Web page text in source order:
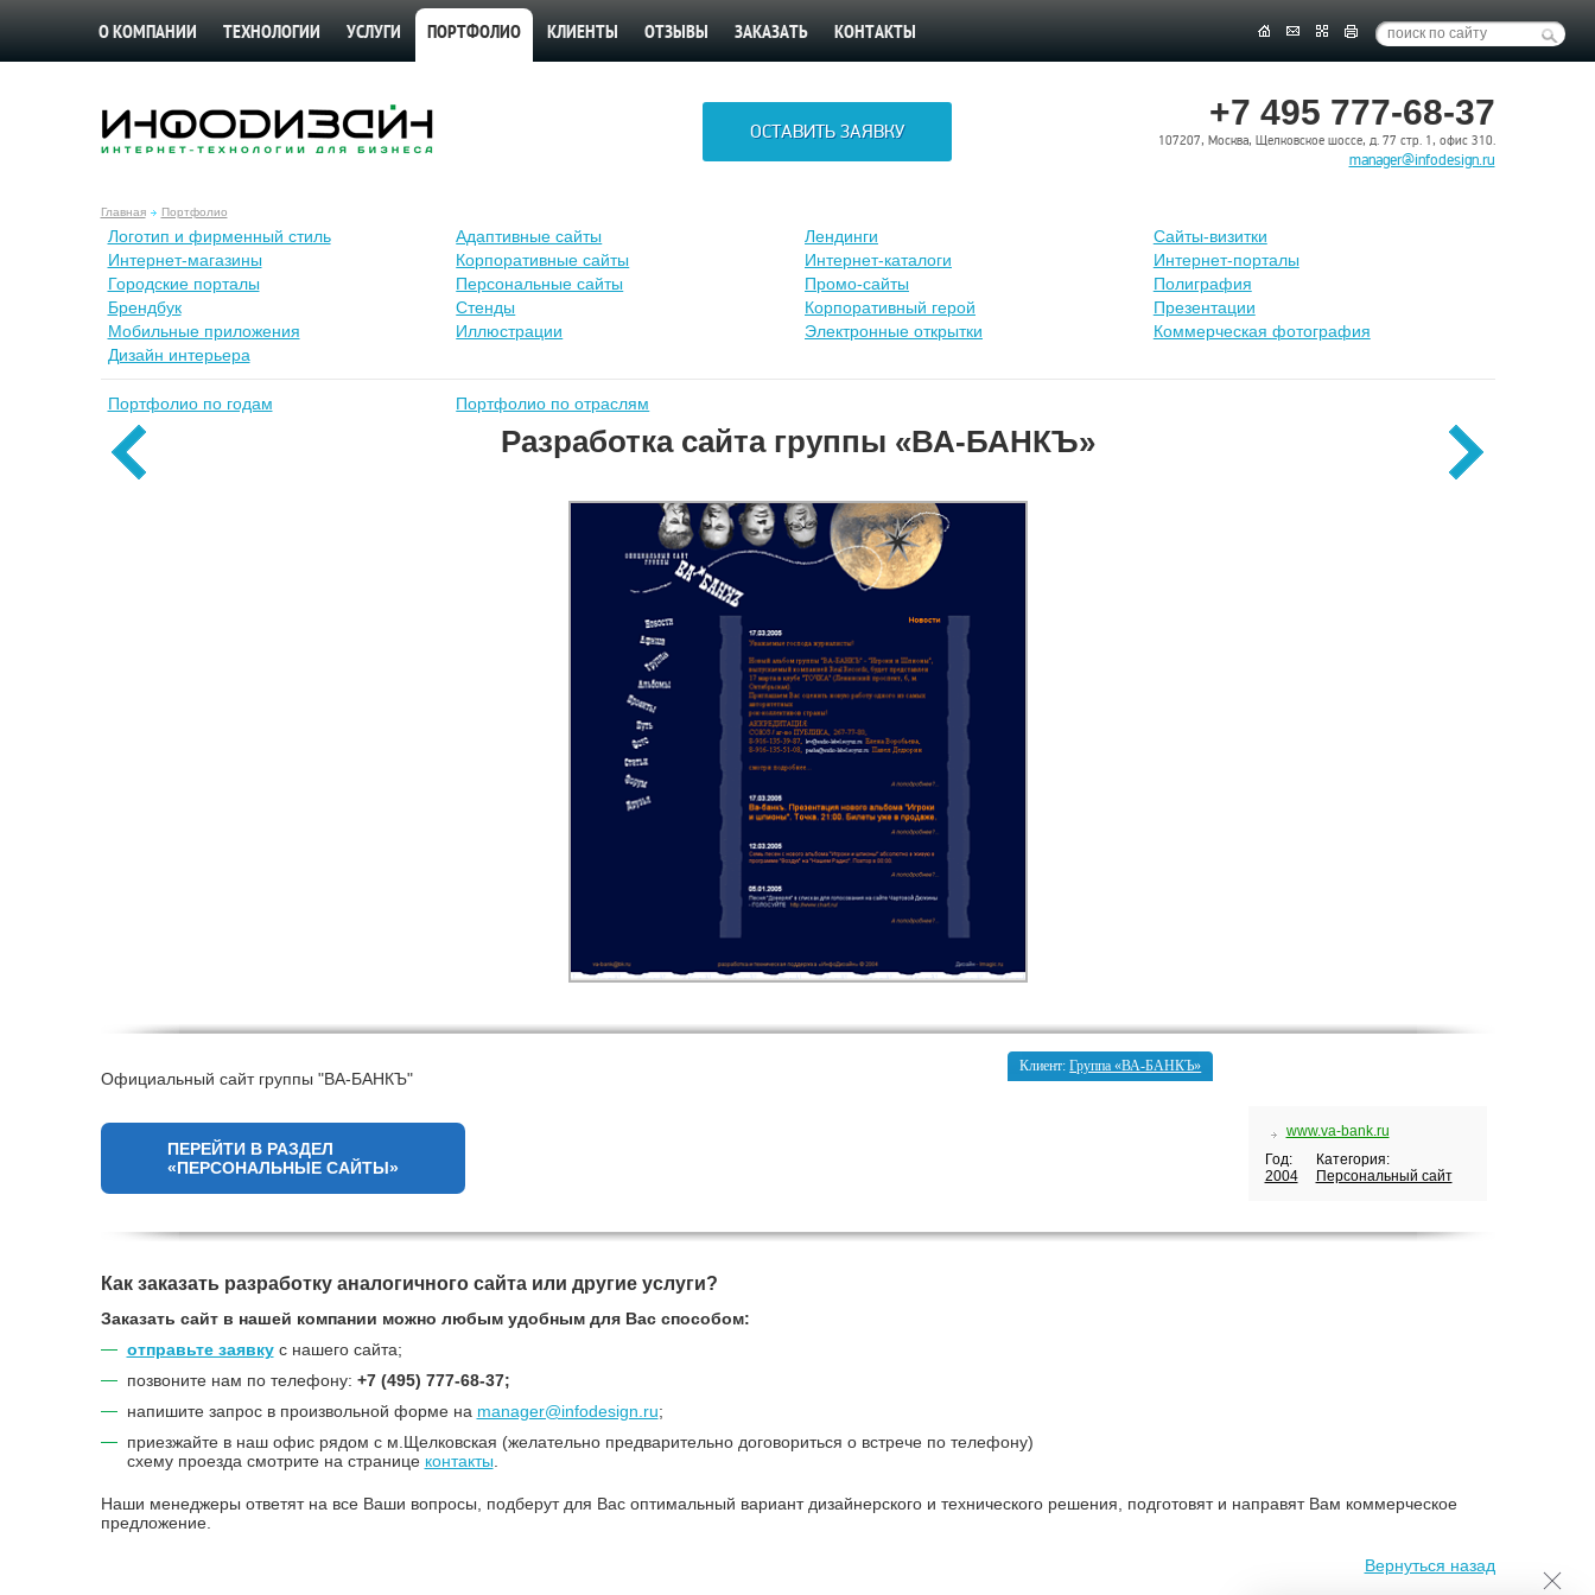
О КОМПАНИИ ТЕХНОЛОГИИ УСЛУГИ ПОРТФОЛИО КЛИЕНТЫ ОТЗЫВЫ ЗАКАЗАТЬ КОНТАКТЫ
+7 495 777-68-37
107207, Москва, Щелковское шоссе, д. 77 стр. 1, офис 310.
manager@infodesign.ru
ОСТАВИТЬ ЗАЯВКУ
Главная Портфолио
Лoготип и фирменный стиль Адаптивные сайты Лендинги
Сайты-визитки
Интернет-магазины
Корпоративные сайты Интернет-каталоги
Интернет-порталы
Городские порталы
Персональные сайты Промо-сайты
Полиграфия
Брендбук
Стенды Корпоративный герой
Презентации
Мобильные приложения
Иллюстрации Электронные открытки
Коммерческая фотография
Дизайн интерьера
Портфолио по годам Портфолио по отраслям
Разработка сайта группы «ВА-БАНКЪ»
Клиент:Группа «ВА-БАНКЪ»
Официальный сайт группы "ВА-БАНКЪ"
www.va-bank.ru
Год:
2004
Категория:
Персональный сайт
ПЕРЕЙТИ В РАЗДЕЛ
«ПЕРСОНАЛЬНЫЕ САЙТЫ»
Как заказать разработку аналогичного сайта или другие услуги?
Заказать сайт в нашей компании можно любым удобным для Вас способом:
отправьте заявкус нашего сайта;
позвоните нам по телефону: +7 (495) 777-68-37;
напишите запрос в произвольной форме на manager@infodesign.ru;
приезжайте в наш офис рядом с м.Щелковская (желательно предварительно договориться о встрече по телефону)
схему проезда смотрите на странице контакты
Наши менеджеры ответят на все Ваши вопросы, подберут для Вас оптимальный вариант дизайнерского и технического решения, подготовят и направят Вам коммерческое
предложение.
Вернуться назад